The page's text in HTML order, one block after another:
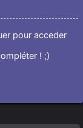
pour acceder
! ;)